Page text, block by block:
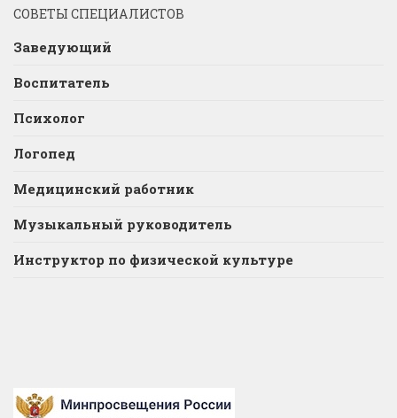
СОВЕТЫ СПЕЦИАЛИСТОВ
Заведующий
Воспитатель
Психолог
Логопед
Медицинский работник
Музыкальный руководитель
Инструктор по физической культуре